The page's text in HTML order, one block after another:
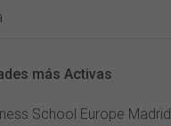
más Activas
School Europe Madrid